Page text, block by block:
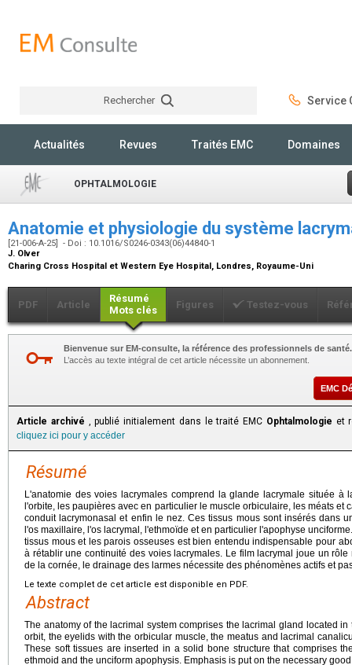
Rechercher Service
Actualités Revues Traités EMC Domaines
OPHTALMOLOGIE
Anatomie et physiologie du système
[21-006-A-25] - Doi : 10.1016/S0246-0343(06)44840-1
J. Olver
Charing Cross Hospital et Western Eye Hospital, Londres, Royaume-Uni
PDF Article
Résumé
Mots clés
Figures Testez-vous
Bienvenue sur EM-consulte, la référence des professionnels de santé.
L’accès au texte intégral de cet article nécessite un abonnement.
EMC
Article archivé , publié initialement dans le traité EMC Ophtalmologie et
cliquez ici pour y accéder
Résumé
L'anatomie des voies lacrymales comprend la glande lacrymale située à
l'orbite, les paupières avec en particulier le muscle orbiculaire, les méats et
conduit lacrymonasal et enfin le nez. Ces tissus mous sont insérés dans
l'os maxillaire, l'os lacrymal, l'ethmoïde et en particulier l'apophyse
tissus mous et les parois osseuses est bien entendu indispensable pour
à rétablir une continuité des voies lacrymales. Le film lacrymal joue un
de la cornée, le drainage des larmes nécessite des phénomènes actifs et
Le texte complet de cet article est disponible en PDF.
Abstract
The anatomy of the lacrimal system comprises the lacrimal gland located
orbit, the eyelids with the orbicular muscle, the meatus and lacrimal
These soft tissues are inserted in a solid bone structure that comprises
ethmoid and the unciform apophysis. Emphasis is put on the necessary